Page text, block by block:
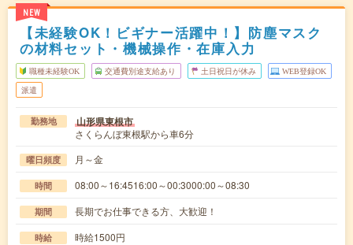
NEW
【未経験OK！ビギナー活躍中！】防塵マスク
の材料セット・機械操作・在庫入力
職種未経験OK 交通費別途支給あり 土日祝日が休み WEB登録OK
派遣
勤務地 山形県東根市
さくらんぼ東根駅から車6分
曜日頻度 月～金
時間 08:00～16:4516:00～00:3000:00～08:30
期間 長期でお仕事できる方、大歓迎！
時給 時給1500円